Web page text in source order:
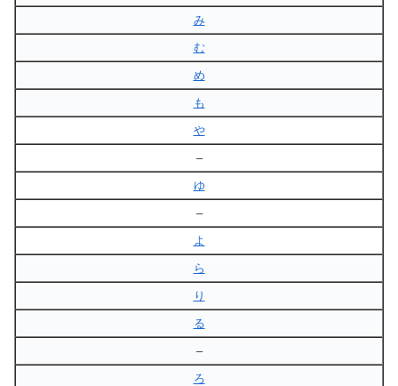
み
む
め
も
や
–
ゆ
–
よ
ら
り
る
–
ろ